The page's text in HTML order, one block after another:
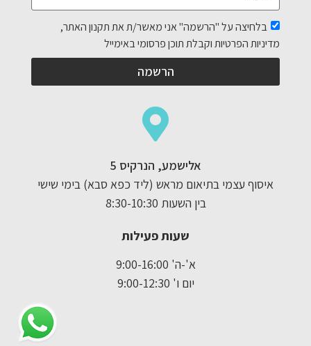
בלחיצה על "הרשמה" אני מאשר/ת את תקנון האתר,
מדיניות הפרטיות וקבלת תוכן פרסומי באימייל
הרשמה
אלישמע, הנרקיס 5
איסוף עצמי בתיאום מראש (ליד כפא סבא) בימי שישי
בין השעות 8:30-10:30
שעות פעילות
א'-ה' 9:00-16:00
יום ו' 9:00-12:30